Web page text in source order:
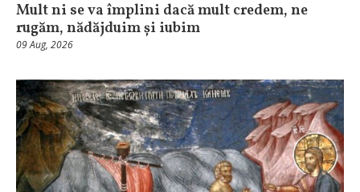
Mult ni se va împlini dacă mult credem, ne
rugăm, nădăjduim și iubim
09 Aug, 2026